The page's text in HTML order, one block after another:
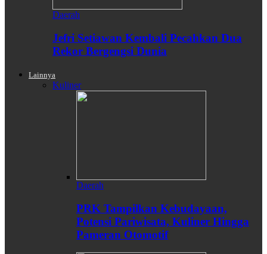
Daerah
Jefri Setiawan Kembali Pecahkan Dua
Rekor Bergengsi Dunia
Lainnya
Kuliner
Daerah
PRK Tampilkan Kebudayaan,
Potensi Pariwisata, Kuliner Hingga
Pameran Otomotif